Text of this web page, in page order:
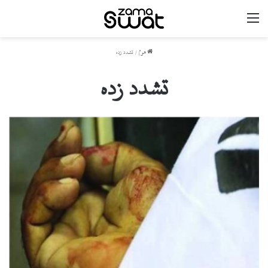
ھوم / تشدد زدہ
تشدد زدہ